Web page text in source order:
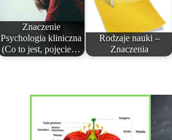
Znaczenie
Psychologia kliniczna
(Co to jest, pojęcie…
Rodzaje nauki –
Znaczenia